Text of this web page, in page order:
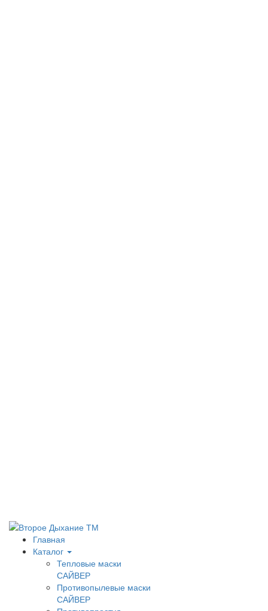
Главная
Каталог
Тепловые маски
САЙВЕР
Противопылевые маски
САЙВЕР